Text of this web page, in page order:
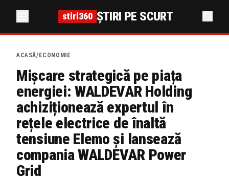
stiri360 ȘTIRI PE SCURT
ACASĂ/ ECONOMIE
Mișcare strategică pe piața
energiei: WALDEVAR Holding
achiziționează expertul în
rețele electrice de înaltă
tensiune Elemo și lansează
compania WALDEVAR Power
Grid